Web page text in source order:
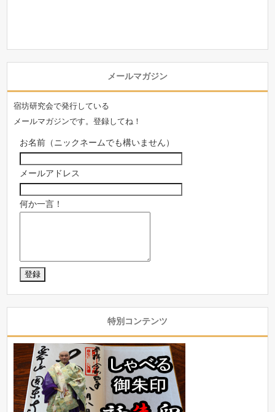
メールマガジン
宿坊研究会で発行している
メールマガジンです。登録してね！
お名前（ニックネームでも構いません）
メールアドレス
何か一言！
特別コンテンツ